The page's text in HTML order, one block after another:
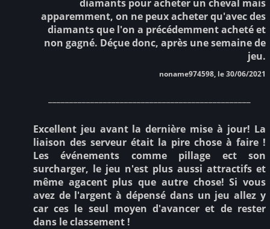
diamants pour acheter un cheval mais
apparemment, on ne peux acheter qu'avec des
diamants que l'on a précédemment acheté et
non gagné. Déçue donc, après une semaine de
jeu.
noname974598, le 30/06/2021
Excellent jeu avant la dernière mise à jour! La
liaison des serveur était la pire chose à faire !
Les événements comme pillage ect son
surcharger, le jeu n'est plus aussi attractifs et
même agacent plus que autre chose! Si vous
avez de l'argent à dépensé dans un jeu allez y
car ces le seul moyen d'avancer et de rester
dans le classement !